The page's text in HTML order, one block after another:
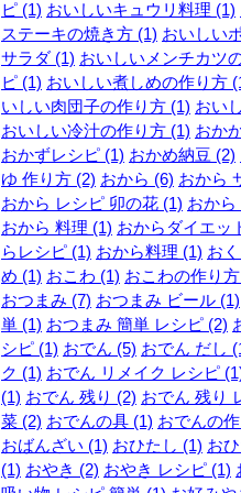
ピ (1) おいしいキュウリ料理 (1)
ステーキの焼き方 (1) おいしい
サラダ (1) おいしいメンチカツ
ピ (1) おいしい煮しめの作り方
いしい肉団子の作り方 (1) おい
おいしい冷汁の作り方 (1) おか
おかずレシピ (1) おかめ納豆 (2)
ゆ 作り方 (2) おから (6) おから
おから レシピ 卯の花 (1) おから
おから 料理 (1) おからダイエッ
らレシピ (1) おから料理 (1) お
め (1) おこわ (1) おこわの作り
おつまみ (7) おつまみ ビール (1)
単 (1) おつまみ 簡単 レシピ (2)
シピ (1) おでん (5) おでん だし
ク (1) おでん リメイク レシピ
(1) おでん 残り (2) おでん 残り
菜 (2) おでんの具 (1) おでんの
おばんざい (1) おひたし (1) お
(1) おやき (2) おやき レシピ (1)